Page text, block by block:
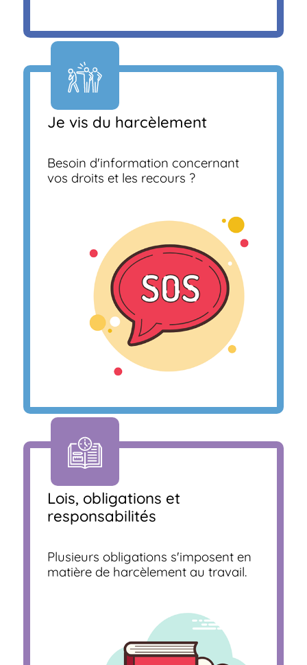
Je vis du harcèlement
Besoin d'information concernant
vos droits et les recours ?
Lois, obligations et
responsabilités
Plusieurs obligations s'imposent en
matière de harcèlement au travail.